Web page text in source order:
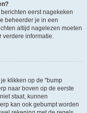
eerst nagekeken
beheerder je in een
altijd nagelezen moeten
verdere informatie.
klikken op de "bump
naar boven op de eerste
staat, kunnen
kan ook gebumpt worden